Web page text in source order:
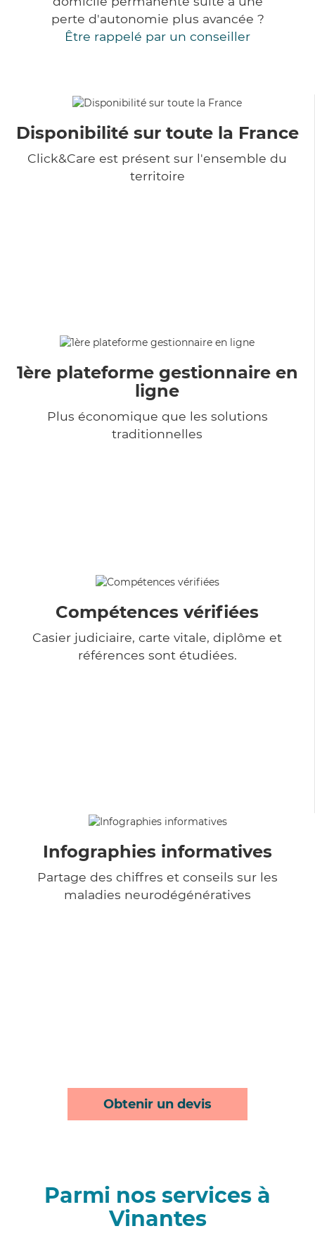
perte d'autonomie plus avancée ?
Être rappelé par un conseiller
Disponibilité sur toute la France
Click&Care est présent sur l'ensemble du
territoire
1ère plateforme gestionnaire en
ligne
Plus économique que les solutions
traditionnelles
Compétences vérifiées
Casier judiciaire, carte vitale, diplôme et
références sont étudiées.
Infographies informatives
Partage des chiffres et conseils sur les
maladies neurodégénératives
Obtenir un devis
Parmi nos services à
Vinantes